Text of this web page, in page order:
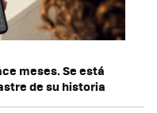
meses. Se está
de su historia